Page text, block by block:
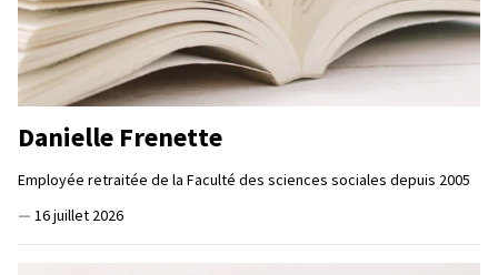
Danielle Frenette
Employée retraitée de la Faculté des sciences sociales depuis 2005
— 16 juillet 2026